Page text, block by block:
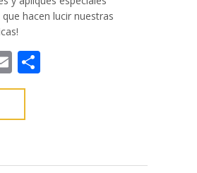
hacen lucir nuestras
Email